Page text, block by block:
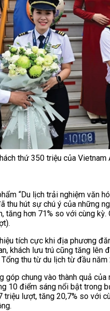
thứ 350 triệu của
“Du lịch trải nghiệm văn
thu hút sự chú ý của những
tăng hơn 71% so với cùng
tích cực khi địa phương
khách lưu trú cũng tăng lên
thu từ du lịch từ đầu
góp chung vào thành quả
10 điểm sáng nổi bật trong
lượt, tăng 20,7% so với